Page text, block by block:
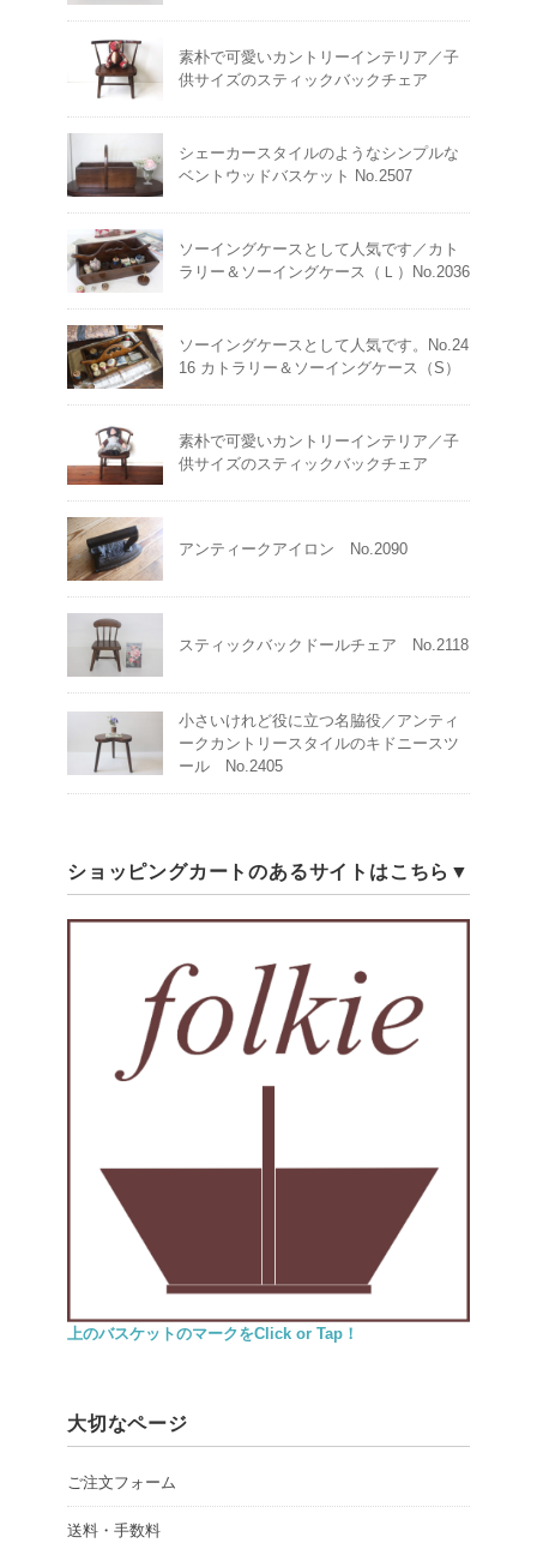
素朴で可愛いカントリーインテリア／子
供サイズのスティックバックチェア
シェーカースタイルのようなシンプルな
ベントウッドバスケット No.2507
ソーイングケースとして人気です／カト
ラリー＆ソーイングケース（Ｌ）No.2036
ソーイングケースとして人気です。No.24
16 カトラリー＆ソーイングケース（S）
素朴で可愛いカントリーインテリア／子
供サイズのスティックバックチェア
アンティークアイロン No.2090
スティックバックドールチェア No.2118
小さいけれど役に立つ名脇役／アンティ
ークカントリースタイルのキドニースツ
ール No.2405
ショッピングカートのあるサイトはこちら▼
上のバスケットのマークをClick or Tap！
大切なページ
ご注文フォーム
送料・手数料